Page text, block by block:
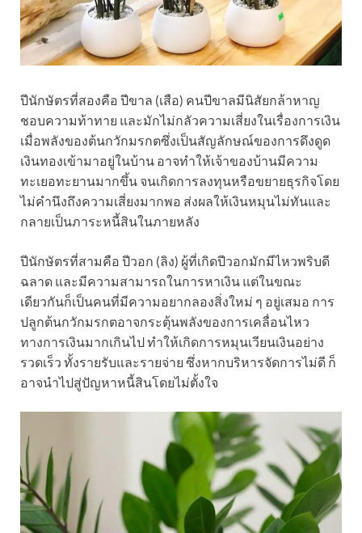
ปีนักษัตรที่สองคือ ปีขาล (เสือ) คนปีขาลมีนิสัยกล้าหาญ
ชอบความท้าทาย และมักไม่กลัวความเสี่ยงในเรื่องการเงิน
เมื่อพลังของต้นกวักมรกตซึ่งเป็นสัญลักษณ์ของการดึงดูด
เงินทองเข้ามาอยู่ในบ้าน อาจทำให้เจ้าของบ้านมีความ
ทะเยอทะยานมากขึ้น จนเกิดการลงทุนหรือขยายธุรกิจโดย
ไม่คำนึงถึงความเสี่ยงมากพอ ส่งผลให้เงินหมุนไม่ทันและ
กลายเป็นภาระหนี้สินในภายหลัง
ปีนักษัตรที่สามคือ ปีวอก (ลิง) ผู้ที่เกิดปีวอกมักมีไหวพริบดี
ฉลาด และมีความสามารถในการหาเงิน แต่ในขณะ
เดียวกันก็เป็นคนที่มีความอยากลองสิ่งใหม่ ๆ อยู่เสมอ การ
ปลูกต้นกวักมรกตอาจกระตุ้นพลังของการเคลื่อนไหว
ทางการเงินมากเกินไป ทำให้เกิดการหมุนเวียนเงินอย่าง
รวดเร็ว ทั้งรายรับและรายจ่าย ซึ่งหากบริหารจัดการไม่ดี ก็
อาจนำไปสู่ปัญหาหนี้สินโดยไม่ตั้งใจ